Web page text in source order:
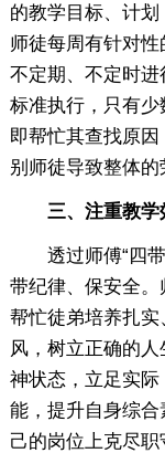
的教学目标、计
师徒每周有针对
不定期、不定时
标准执行，只有
即帮忙其查找原
别师徒导致整体的
三、注重教学
透过师傅“四带
带纪律、保安全。
帮忙徒弟培养扎
风，树立正确的
神状态，立足实
能，提升自身综合
己的岗位上克尽